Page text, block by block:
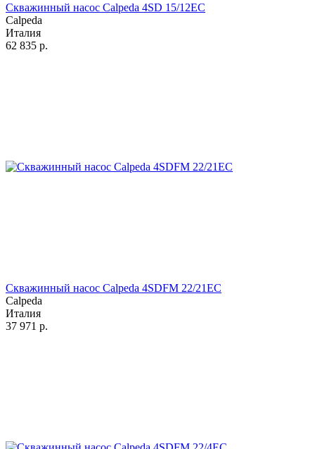
Скважинный насос Calpeda 4SD 15/12EC
Calpeda
Италия
62 835 р.
Скважинный насос Calpeda 4SDFM 22/21EC
Calpeda
Италия
37 971 р.